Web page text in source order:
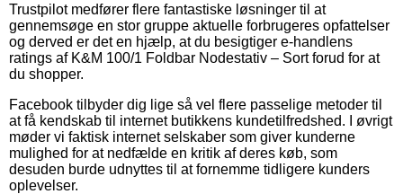
Trustpilot medfører flere fantastiske løsninger til at
gennemsøge en stor gruppe aktuelle forbrugeres opfattelser
og derved er det en hjælp, at du besigtiger e-handlens
ratings af K&M 100/1 Foldbar Nodestativ – Sort forud for at
du shopper.
Facebook tilbyder dig lige så vel flere passelige metoder til
at få kendskab til internet butikkens kundetilfredshed. I øvrigt
møder vi faktisk internet selskaber som giver kunderne
mulighed for at nedfælde en kritik af deres køb, som
desuden burde udnyttes til at fornemme tidligere kunders
oplevelser.